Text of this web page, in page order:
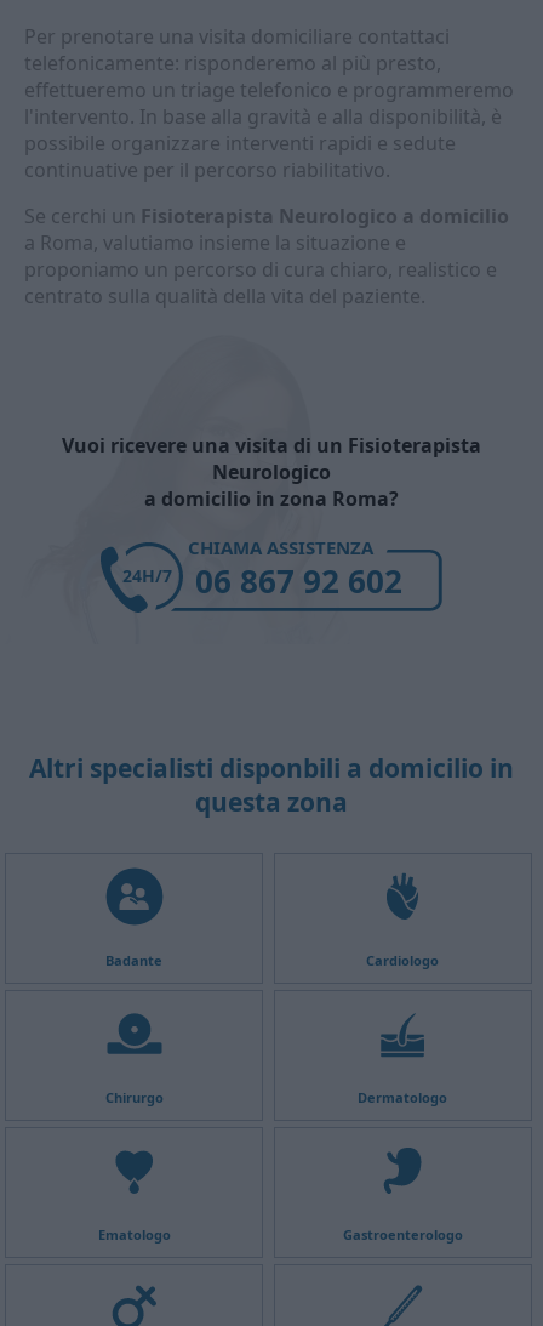
Per prenotare una visita domiciliare contattaci
telefonicamente: risponderemo al più presto,
effettueremo un triage telefonico e programmeremo
l'intervento. In base alla gravità e alla disponibilità, è
possibile organizzare interventi rapidi e sedute
continuative per il percorso riabilitativo.
Se cerchi un Fisioterapista Neurologico a domicilio
a Roma, valutiamo insieme la situazione e
proponiamo un percorso di cura chiaro, realistico e
centrato sulla qualità della vita del paziente.
Vuoi ricevere una visita di un Fisioterapista
Neurologico
a domicilio in zona Roma?
CHIAMA ASSISTENZA
06 867 92 602
24H/7
Altri specialisti disponbili a domicilio in
questa zona
Badante Cardiologo
Chirurgo Dermatologo
Ematologo Gastroenterologo